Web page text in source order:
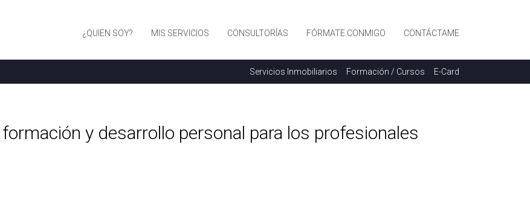
¿QUIEN SOY? MIS SERVICIOS CONSULTORÍAS FÓRMATE CONMIGO CONTÁCTAME
Servicios Inmobiliarios Formación / Cursos E-Card
y desarrollo personal para los profesionales